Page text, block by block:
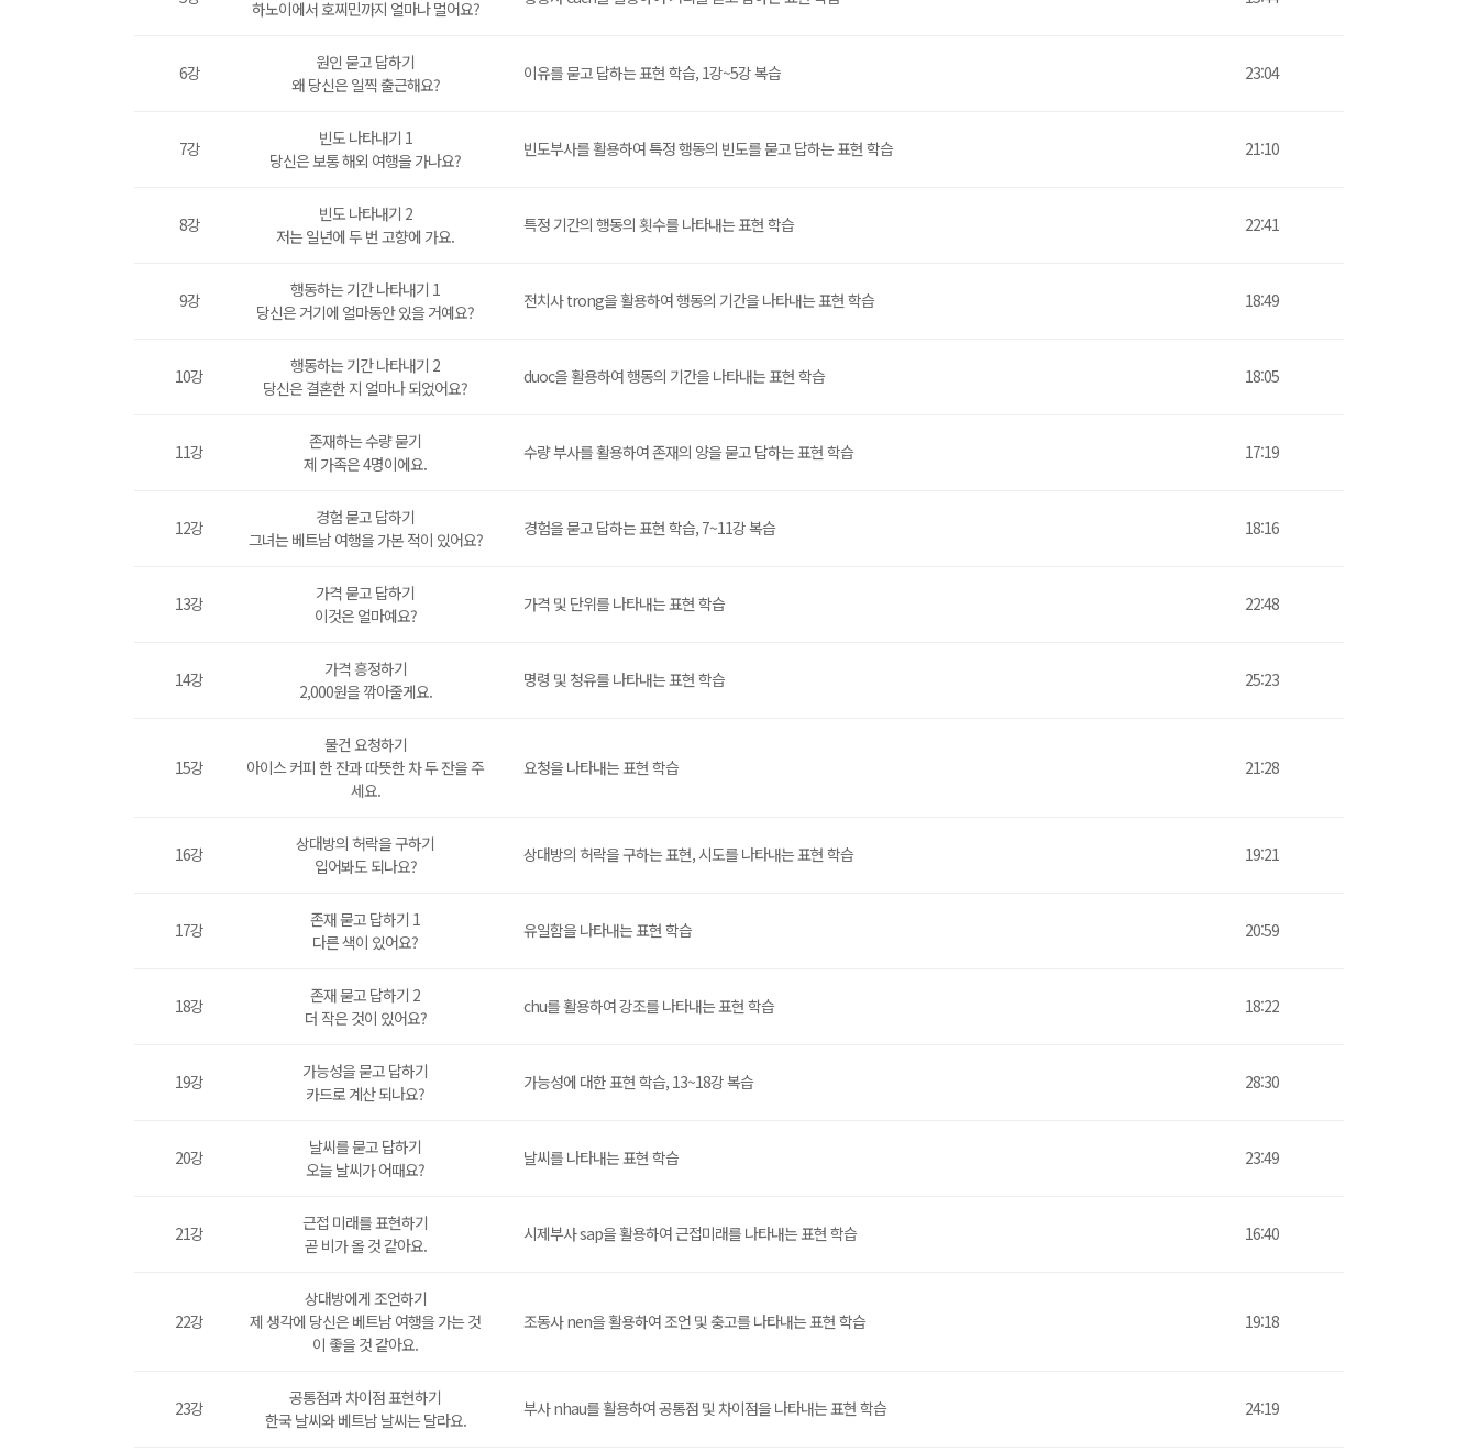
하노이에서 호찌민까지 얼마나 멀어요?
6강
원인 묻고 답하기
왜 당신은 일찍 출근해요?
이유를 묻고 답하는 표현 학습, 1강~5강 복습 23:04
7강
빈도 나타내기 1
당신은 보통 해외 여행을 가나요?
빈도부사를 활용하여 특정 행동의 빈도를 묻고 답하는 표현 학습 21:10
8강
빈도 나타내기 2
저는 일년에 두 번 고향에 가요.
특정 기간의 행동의 횟수를 나타내는 표현 학습 22:41
9강
행동하는 기간 나타내기 1
당신은 거기에 얼마동안 있을 거예요?
전치사 trong을 활용하여 행동의 기간을 나타내는 표현 학습 18:49
10강
행동하는 기간 나타내기 2
당신은 결혼한 지 얼마나 되었어요?
duoc을 활용하여 행동의 기간을 나타내는 표현 학습 18:05
11강
존재하는 수량 묻기
제 가족은 4명이에요.
수량 부사를 활용하여 존재의 양을 묻고 답하는 표현 학습 17:19
12강
경험 묻고 답하기
그녀는 베트남 여행을 가본 적이 있어요?
경험을 묻고 답하는 표현 학습, 7~11강 복습 18:16
13강
가격 묻고 답하기
이것은 얼마예요?
가격 및 단위를 나타내는 표현 학습 22:48
14강
가격 흥정하기
2,000원을 깎아줄게요.
명령 및 청유를 나타내는 표현 학습 25:23
15강
물건 요청하기
아이스 커피 한 잔과 따뜻한 차 두 잔을 주
세요.
요청을 나타내는 표현 학습 21:28
16강
상대방의 허락을 구하기
입어봐도 되나요?
상대방의 허락을 구하는 표현, 시도를 나타내는 표현 학습 19:21
17강
존재 묻고 답하기 1
다른 색이 있어요?
유일함을 나타내는 표현 학습 20:59
18강
존재 묻고 답하기 2
더 작은 것이 있어요?
chu를 활용하여 강조를 나타내는 표현 학습 18:22
19강
가능성을 묻고 답하기
카드로 계산 되나요?
가능성에 대한 표현 학습, 13~18강 복습 28:30
20강
날씨를 묻고 답하기
오늘 날씨가 어때요?
날씨를 나타내는 표현 학습 23:49
21강
근접 미래를 표현하기
곧 비가 올 것 같아요.
시제부사 sap을 활용하여 근접미래를 나타내는 표현 학습 16:40
22강
상대방에게 조언하기
제 생각에 당신은 베트남 여행을 가는 것
이 좋을 것 같아요.
조동사 nen을 활용하여 조언 및 충고를 나타내는 표현 학습 19:18
23강
공통점과 차이점 표현하기
한국 날씨와 베트남 날씨는 달라요.
부사 nhau를 활용하여 공통점 및 차이점을 나타내는 표현 학습 24:19